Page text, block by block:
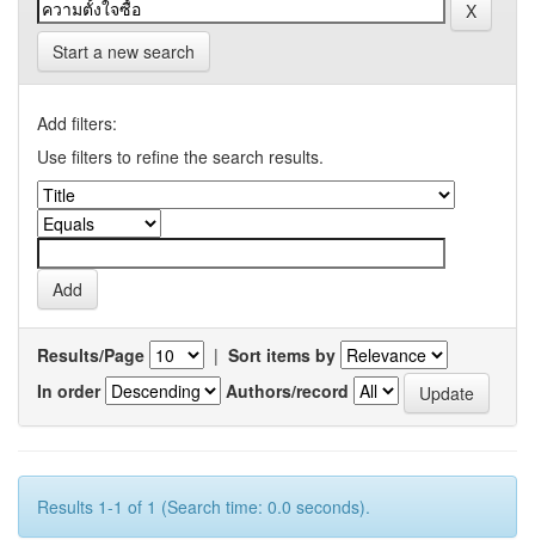
Start a new search
Add filters:
Use filters to refine the search results.
Results/Page | Sort items by
In order
Authors/record
Results 1-1 of 1 (Search time: 0.0 seconds).